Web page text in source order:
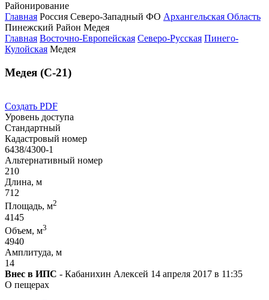
Районирование
Главная Россия Северо-Западный ФО Архангельская Область
Пинежский Район Медея
Главная Восточно-Европейская Северо-Русская Пинего-
Кулойская Медея
Медея (С-21)
Создать PDF
Уровень доступа
Стандартный
Кадастровый номер
6438/4300-1
Альтернативный номер
210
Длина, м
712
Площадь, м2
4145
Объем, м3
4940
Амплитуда, м
14
Внес в ИПС - Кабанихин Алексей 14 апреля 2017 в 11:35
О пещерах